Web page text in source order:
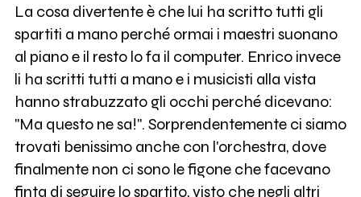
La cosa divertente è che lui ha scritto tutti gli
spartiti a mano perché ormai i maestri suonano
al piano e il resto lo fa il computer. Enrico invece
li ha scritti tutti a mano e i musicisti alla vista
hanno strabuzzato gli occhi perché dicevano:
"Ma questo ne sa!". Sorprendentemente ci siamo
trovati benissimo anche con l'orchestra, dove
finalmente non ci sono le figone che facevano
finta di seguire lo spartito, visto che negli altri